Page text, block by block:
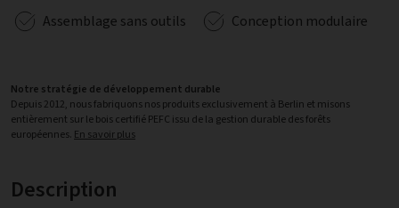
Assemblage sans outils
Conception modulaire
Notre stratégie de développement durable
Depuis 2012, nous fabriquons nos produits exclusivement à Berlin et misons
entièrement sur le bois certifié PEFC issu de la gestion durable des forêts
européennes. En savoir plus
Description